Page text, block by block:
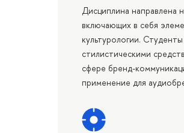
Дисциплина направлена
включающих в себя
культурологии.
стилистическими
сфере бренд-
применение для